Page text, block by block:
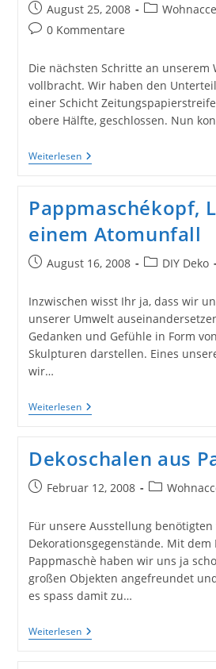
Beitrag
veröffentlicht:
August 25, 2008
Beitrags-
Beitrags-
0 Kommentare
Die nächsten Schritte an unserem
vollbracht. Wir haben den
einer Schicht
obere Hälfte, geschlossen. Nun
WeiterlesenWal
Aus
4
Pappmaschékopf,
einem Atomunfall
BeitragAugust 16, 2008
Beitrags-
DIY Deko
Inzwischen wisst Ihr ja, dass wir
unserer Umwelt
Gedanken und Gefühle in Form
Skulpturen darstellen. Eines
wir…
WeiterlesenPappmaschékopf,
Leben
Atomunfall
Dekoschalen aus
BeitragFebruar 12, 2008
Beitrags-
Für unsere Ausstellung
Dekorationsgegenstände. Mit dem
Pappmaschè haben wir uns ja
großen Objekten angefreundet
es spass damit zu…
WeiterlesenDekoschalen
Aus